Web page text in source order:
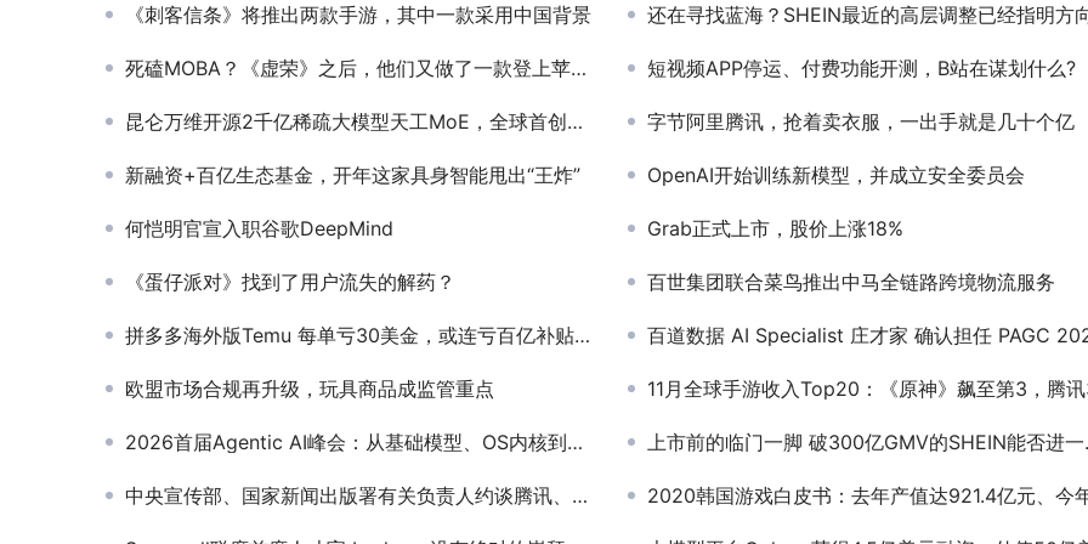
《刺客信条》将推出两款手游，其中一款采用中国背景 还在寻找蓝海？SHEIN最近的高层调整已经指明方
死磕MOBA？《虚荣》之后，他们又做了一款登上苹果发布会的新游戏 短视频APP停运、付费功能开测，B站在谋划什么?
昆仑万维开源2千亿稀疏大模型天工MoE，全球首创能用4090推理 字节阿里腾讯，抢着卖衣服，一出手就是几十个亿
新融资+百亿生态基金，开年这家具身智能甩出“王炸” OpenAI开始训练新模型，并成立安全委员会
何恺明官宣入职谷歌DeepMind Grab正式上市，股价上涨18%
《蛋仔派对》找到了用户流失的解药？ 百世集团联合菜鸟推出中马全链路跨境物流服务
拼多多海外版Temu 每单亏30美金，或连亏百亿补贴欧美用户 百道数据 AI Specialist 庄才家 确认担任 PAGC 2025丨第五届全球产品与增长展会 非游应用出海增长峰会演讲嘉宾
欧盟市场合规再升级，玩具商品成监管重点 11月全球手游收入Top20：《原神》飙至第3，腾讯3款网易1
2026首届Agentic AI峰会：从基础模型、OS内核到可信治理的全栈技术揭秘 上市前的临门一脚 破300亿GMV的SHEIN能否进一步创造神话
中央宣传部、国家新闻出版署有关负责人约谈腾讯、网易等游戏企业和平台 2020韩国游戏白皮书：去年产值达921.4亿元、今年将破千亿人民